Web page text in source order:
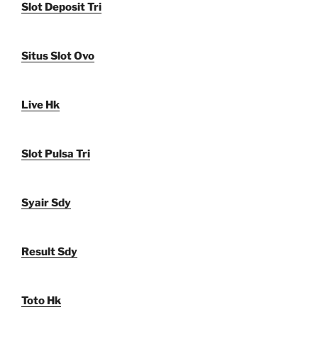
Slot Deposit Tri
Situs Slot Ovo
Live Hk
Slot Pulsa Tri
Syair Sdy
Result Sdy
Toto Hk